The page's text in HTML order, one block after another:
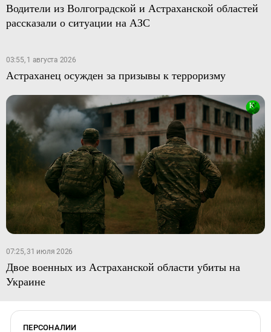
Водители из Волгоградской и Астраханской областей
рассказали о ситуации на АЗС
03:55, 1 августа 2026
Астраханец осужден за призывы к терроризму
07:25, 31 июля 2026
Двое военных из Астраханской области убиты на
Украине
ПЕРСОНАЛИИ